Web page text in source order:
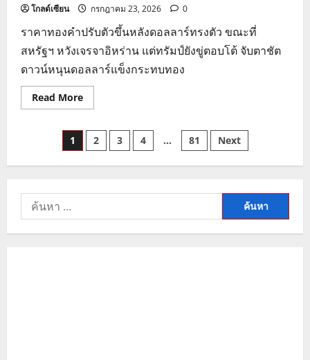
โกลด์เซียน กรกฎาคม 23, 2026 0
ราคาทองคำปรับตัวขึ้นหลังดอลลาร์ทรงตัว ขณะที่
สหรัฐฯ หวังเจรจาอิหร่าน แต่ทรัมป์ยังขู่ตอบโต้ จับตาชัต
ดาวน์หนุนดอลลาร์แข็งกระทบทอง
Read MoreRead
more
ทองคำ
ปรับ
ขึ้น
รับ
ลุ้น
อิหร่าน
Posts
pagination
1 2 3 4 … 81 Next
ค้นหา
สำหรับ: